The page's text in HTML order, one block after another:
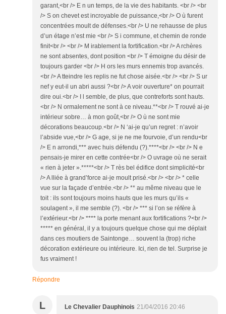
garant,<br /> E n un temps, de la vie des habitants. <br /> <br
/> S on chevet est incroyable de puissance,<br /> O ù furent
concentrées moult de défenses.<br /> U ne rehausse de plus
d’un étage n’est mie <br /> S i commune, et chemin de ronde
finit<br /> <br /> M irablement la fortification.<br /> A rchères
ne sont absentes, dont position <br /> T émoigne du désir de
toujours garder <br /> H ors les murs ennemis trop avancés.
<br /> A tteindre les replis ne fut chose aisée.<br /> <br /> S ur
nef y eut-il un abri aussi ?<br /> A voir ouverture* on pourrait
dire oui.<br /> I l semble, de plus, que contreforts sont hauts.
<br /> N ormalement ne sont à ce niveau.**<br /> T rouvé ai-je
intérieur sobre… à mon goût,<br /> O ù ne sont mie
décorations beaucoup.<br /> N ‘ai-je qu’un regret : n’avoir
l’abside vue,<br /> G age, si je ne me fourvoie, d’un rendu<br
/> E n arrondi,*** avec huis défendu (?).****<br /> <br /> N e
pensais-je mirer en cette contrée<br /> O uvrage où ne serait
« rien à jeter ».*****<br /> T rès bel édifice dont simplicité<br
/> A lliée à grand’force ai-je moult prisé.<br /> <br /> * celle
vue sur la façade d’entrée.<br /> ** au même niveau que le
toit : ils sont toujours moins hauts que les murs qu’ils «
soulagent », il me semble (?). <br /> *** si l’on se réfère à
l’extérieur.<br /> **** la porte menant aux fortifications ?<br />
***** en général, il y a toujours quelque chose qui me déplait
dans ces moutiers de Saintonge… souvent la (trop) riche
décoration extérieure ou intérieure. Ici, rien de tel. Surprise je
fus vraiment !
Répondre
L Le Chevalier Dauphinois 21/04/2016 20:46